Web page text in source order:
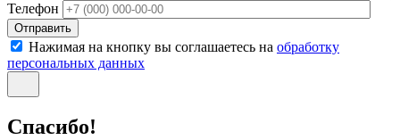
Телефон
Отправить
Нажимая на кнопку вы соглашаетесь на обработку
персональных данных
Спасибо!